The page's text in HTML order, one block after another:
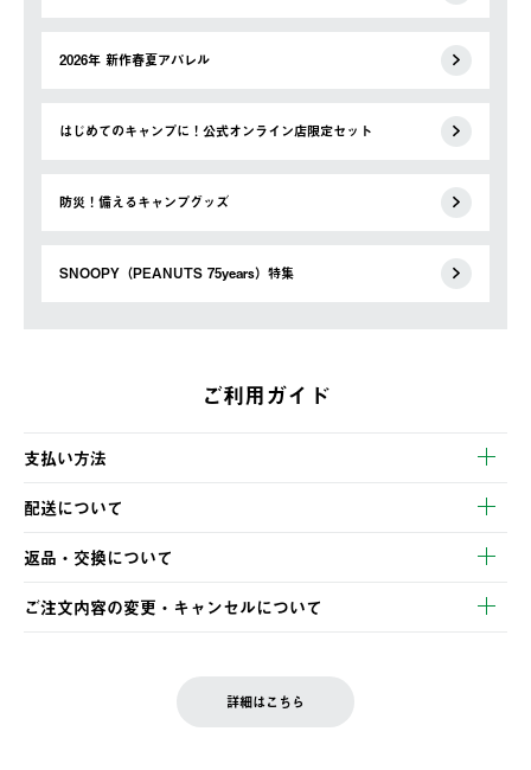
2026年 新作春夏アパレル
はじめてのキャンプに！公式オンライン店限定セット
防災！備えるキャンプグッズ
SNOOPY（PEANUTS 75years）特集
ご利用ガイド
支払い方法
以下のいずれかの方法でお支払いいただけます。
・クレジットカード決済
・コンビニ決済
・Pay-easy決済
配送について
【発送スケジュール】
ご注文・ご入金完了より2営業日以内に商品を発送いたします。
土日祝の発送はございませんので、木曜日以降のご注文は週明け
の発送となる場合がございます。
返品・交換について
※お客様都合の場合
お客様都合の返品にかかる送料は、お客様ご負担とさせていただ
ご注文内容の変更・キャンセルについて
LOGOS FAMILY会員の方は、会員マイページ内 購入履歴画面に
詳細はこちら